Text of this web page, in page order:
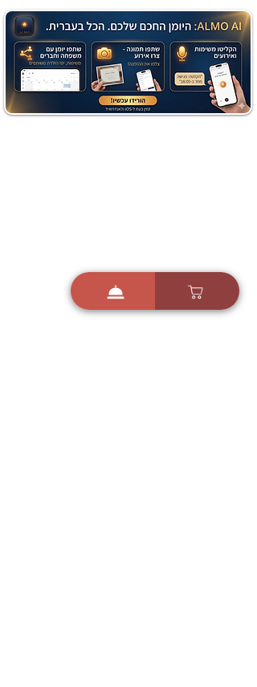
מתכון מנצח עוגת מייפל
שוקולד בחושה וקלה - זיוה
כהן